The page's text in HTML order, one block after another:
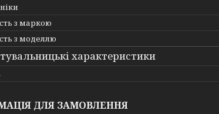
з маркою
з моделлю
характеристики
ДЛЯ ЗАМОВЛЕННЯ